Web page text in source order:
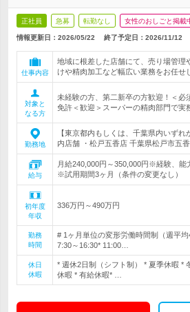
正社員 急募 転勤なし 女性のおしごと掲載
情報更新日：2026/05/22 終了予定日： 2026/11/12
仕事内容
地域に根差した店舗にて、売り場管理
けや精肉加工など幅広い業務をお任せ
対象と
なる方
未経験の方、第二新卒の方歓迎！＜必
免許＜歓迎＞スーパーの精肉部門で実
勤務地
【東京都内もしくは、千葉県内いず
内店舗 ・松戸五香店 千葉県松戸市五
給与
月給240,000円～350,000円※経験、能
※試用期間3ヶ月（条件の変更なし）
初年度
年収
336万円～490万円
勤務
時間
# 1ヶ月単位の変形労働時間制（週平
7:30～16:30* 11:00…
休日
休暇
* 週休2日制（シフト制） * 夏季休暇 *
休暇 * 有給休暇* …